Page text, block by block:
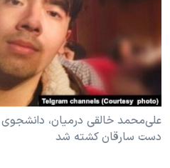
فرهنگ و زندگی
حقوق شهروندی
اقتصادی
علم و فناوری
اسرائیل در جنگ
گالری عکس
انتخابات ریاست جمهوری آمریکا ۲۰۲۴
حمله جمهوری اسلامی به اسرائیل
رمز مهسا
ورزش زنان در ایران
اعتراضات زن، زندگی، آزادی
زبانهای مختلف
دست سارقان کشته شد